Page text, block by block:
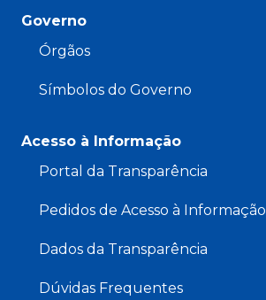
Governo
Órgãos
Símbolos do Governo
Acesso à Informação
Portal da Transparência
Pedidos de Acesso à Informação
Dados da Transparência
Dúvidas Frequentes